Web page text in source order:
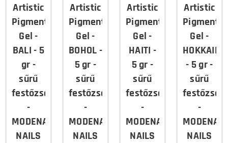
Artistic
Pigment
Gel -
BALI - 5
gr -
sűrű
festőzselé
-
MODENA
NAILS
Artistic
Pigment
Gel -
BOHOL -
5 gr -
sűrű
festőzselé
-
MODENA
NAILS
Artistic
Pigment
Gel -
HAITI -
5 gr -
sűrű
festőzselé
-
MODENA
NAILS
Artistic
Pigment
Gel -
HOKKAIDO
- 5 gr -
sűrű
festőzselé
-
MODENA
NAILS